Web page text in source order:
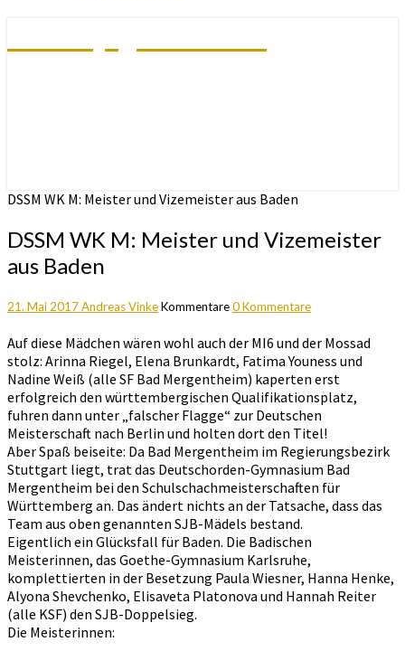
DSSM WK M: Meister und Vizemeister aus Baden
DSSM WK M: Meister und Vizemeister
aus Baden
21. Mai 2017Andreas VinkeKommentare0 Kommentare
Auf diese Mädchen wären wohl auch der MI6 und der Mossad
stolz: Arinna Riegel, Elena Brunkardt, Fatima Youness und
Nadine Weiß (alle SF Bad Mergentheim) kaperten erst
erfolgreich den württembergischen Qualifikationsplatz,
fuhren dann unter „falscher Flagge“ zur Deutschen
Meisterschaft nach Berlin und holten dort den Titel!
Aber Spaß beiseite: Da Bad Mergentheim im Regierungsbezirk
Stuttgart liegt, trat das Deutschorden-Gymnasium Bad
Mergentheim bei den Schulschachmeisterschaften für
Württemberg an. Das ändert nichts an der Tatsache, dass das
Team aus oben genannten SJB-Mädels bestand.
Eigentlich ein Glücksfall für Baden. Die Badischen
Meisterinnen, das Goethe-Gymnasium Karlsruhe,
komplettierten in der Besetzung Paula Wiesner, Hanna Henke,
Alyona Shevchenko, Elisaveta Platonova und Hannah Reiter
(alle KSF) den SJB-Doppelsieg.
Die Meisterinnen: